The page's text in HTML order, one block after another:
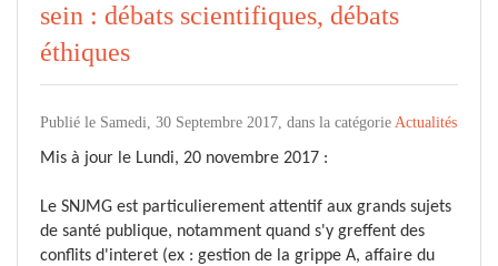
sein : débats scientifiques, débats
éthiques
Publié le Samedi, 30 Septembre 2017, dans la catégorie Actualités
Mis à jour le Lundi, 20 novembre 2017 :
Le SNJMG est particulierement attentif aux grands sujets
de santé publique, notamment quand s'y greffent des
conflits d'interet (ex : gestion de la grippe A, affaire du